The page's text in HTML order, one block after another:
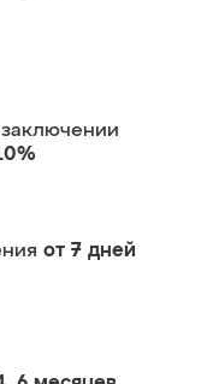
от 7 дней